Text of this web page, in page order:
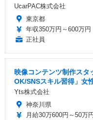
UcarPAC株式会社
東京都
年収350万円～600万円
正社員
映像コンテンツ制作スタ
OK/SNSスキル習得」女
Yts株式会社
神奈川県
月給30万600円～50万